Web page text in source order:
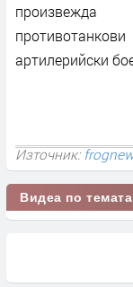
артилерийски
Източник:
Видеа по темата